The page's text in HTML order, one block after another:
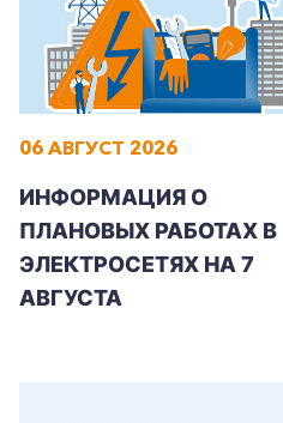
+7-800-700-24-57
06 АВГУСТ 2026
ИНФОРМАЦИЯ О
ПЛАНОВЫХ РАБОТАХ В
ЭЛЕКТРОСЕТЯХ НА 7
АВГУСТА